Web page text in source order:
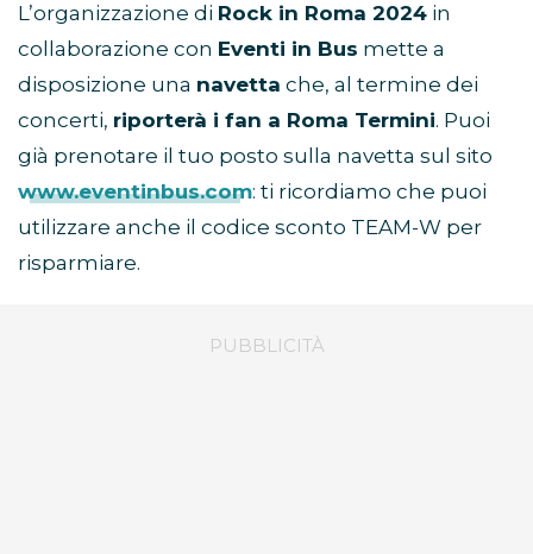
L’organizzazione di Rock in Roma 2024 in
collaborazione con Eventi in Bus mette a
disposizione una navetta che, al termine dei
concerti, riporterà i fan a Roma Termini. Puoi
già prenotare il tuo posto sulla navetta sul sito
www.eventinbus.com: ti ricordiamo che puoi
utilizzare anche il codice sconto TEAM-W per
risparmiare.